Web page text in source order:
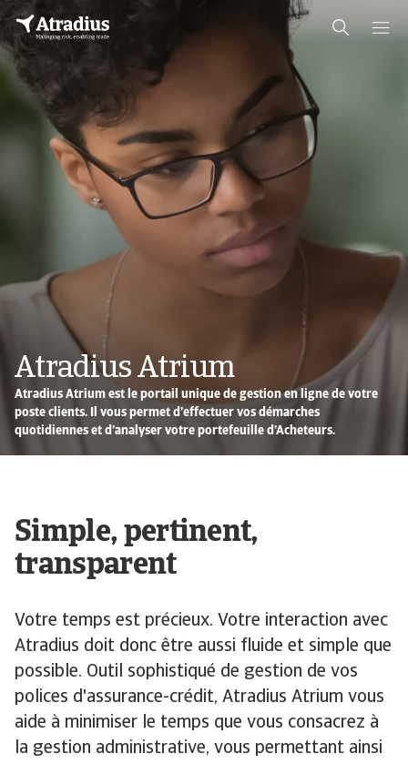
Atradius Atrium
Atradius Atrium est le portail unique de gestion en ligne de votre
poste clients. Il vous permet d’effectuer vos démarches
quotidiennes et d’analyser votre portefeuille d’Acheteurs.
Simple, pertinent,
transparent
Votre temps est précieux. Votre interaction avec
Atradius doit donc être aussi fluide et simple que
possible. Outil sophistiqué de gestion de vos
polices d'assurance-crédit, Atradius Atrium vous
aide à minimiser le temps que vous consacrez à
la gestion administrative, vous permettant ainsi